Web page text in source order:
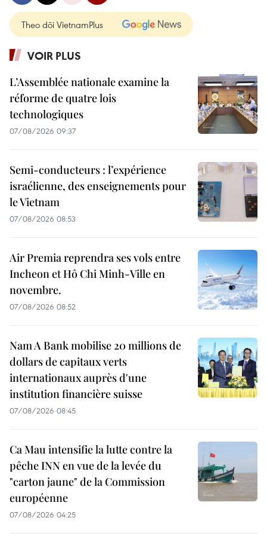
Theo dõi VietnamPlus
VOIR PLUS
L’Assemblée nationale examine la
réforme de quatre lois
technologiques
07/08/2026 09:37
Semi-conducteurs : l’expérience
israélienne, des enseignements pour
le Vietnam
07/08/2026 08:53
Air Premia reprendra ses vols entre
Incheon et Hô Chi Minh-Ville en
novembre.
07/08/2026 08:52
Nam A Bank mobilise 20 millions de
dollars de capitaux verts
internationaux auprès d'une
institution financière suisse
07/08/2026 08:45
Ca Mau intensifie la lutte contre la
pêche INN en vue de la levée du
"carton jaune" de la Commission
européenne
07/08/2026 04:25